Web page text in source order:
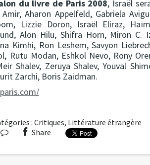
du livre de Paris 2008, Israël
Aharon Appelfeld, Gabriela
Lizzie Doron, Israël Eliraz,
Alon Hilu, Shifra Horn, Miron C.
Kimhi, Ron Leshem, Savyon
Rutu Modan, Eshkol Nevo, Rony
Shalev, Zeruya Shalev, Youval
Zarchi, Boris Zaidman.
:Critiques, Littérature étrangère
Share